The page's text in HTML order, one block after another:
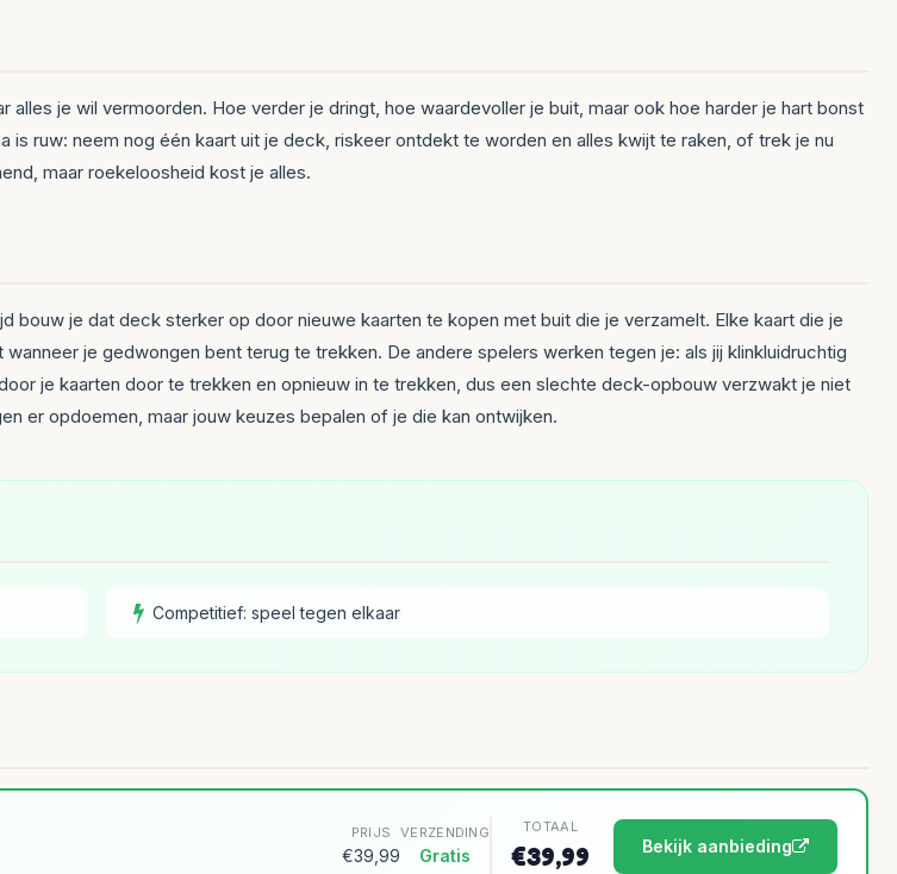
je wil vermoorden. Hoe verder je dringt, hoe waardevoller je buit, maar ook hoe harder je hart bonst
ruw: neem nog één kaart uit je deck, riskeer ontdekt te worden en alles kwijt te raken, of trek je nu
maar roekeloosheid kost je alles.
je dat deck sterker op door nieuwe kaarten te kopen met buit die je verzamelt. Elke kaart die je
je gedwongen bent terug te trekken. De andere spelers werken tegen je: als jij klinkluidruchtig
je kaarten door te trekken en opnieuw in te trekken, dus een slechte deck-opbouw verzwakt je niet
er opdoemen, maar jouw keuzes bepalen of je die kan ontwijken.
Competitief: speel tegen elkaar
PRIJS
€39,99
VERZENDING
Gratis
TOTAAL
€39,99 Bekijk aanbieding